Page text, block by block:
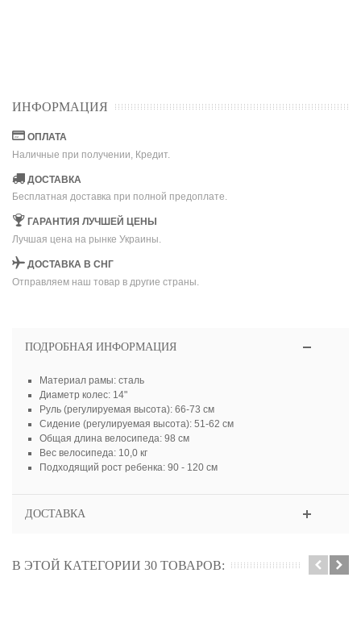
ИНФОРМАЦИЯ
ОПЛАТА
Наличные при получении, Кредит.
ДОСТАВКА
Бесплатная доставка при полной предоплате.
ГАРАНТИЯ ЛУЧШЕЙ ЦЕНЫ
Лучшая цена на рынке Украины.
ДОСТАВКА В СНГ
Отправляем наш товар в другие страны.
ПОДРОБНАЯ ИНФОРМАЦИЯ
Материал рамы: сталь
Диаметр колес: 14"
Руль (регулируемая высота): 66-73 см
Сидение (регулируемая высота): 51-62 см
Общая длина велосипеда: 98 см
Вес велосипеда: 10,0 кг
Подходящий рост ребенка: 90 - 120 см
ДОСТАВКА
В ЭТОЙ КАТЕГОРИИ 30 ТОВАРОВ: